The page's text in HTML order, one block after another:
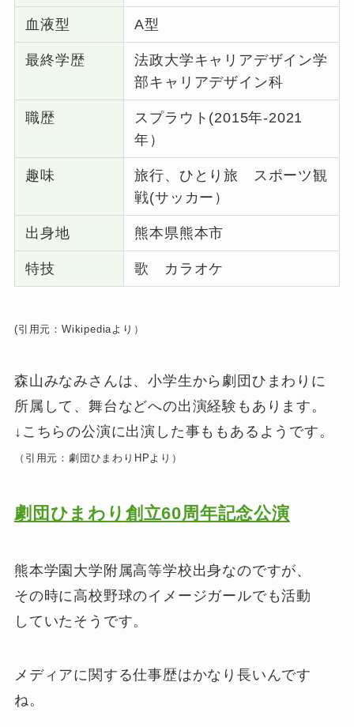
血液型 A型
最終学歴
法政大学キャリアデザイン学
部キャリアデザイン科
職歴
スプラウト(2015年-2021
年）
趣味
旅行、ひとり旅 スポーツ観
戦(サッカー）
出身地 熊本県熊本市
特技 歌 カラオケ
(引用元：Wikipediaより）
森山みなみさんは、小学生から劇団ひまわりに
所属して、舞台などへの出演経験もあります。
↓こちらの公演に出演した事ももあるようです。
（引用元：劇団ひまわりHPより）
劇団ひまわり創立60周年記念公演
熊本学園大学附属高等学校出身なのですが、
その時に高校野球のイメージガールでも活動
していたそうです。
メディアに関する仕事歴はかなり長いんです
ね。